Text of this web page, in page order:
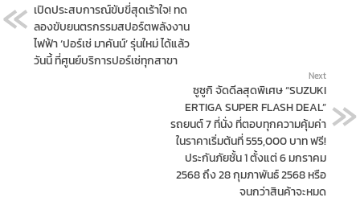
เปิดประสบการณ์ขับขี่สุดเร้าใจ! ทด
ลองขับยนตรกรรมสปอร์ตพลังงาน
ไฟฟ้า ‘ปอร์เช่ มาคันน์’ รุ่นใหม่ ได้แล้ว
วันนี้ ที่ศูนย์บริการปอร์เช่ทุกสาขา
Next
ซูซูกิ จัดดีลสุดพิเศษ “SUZUKI
ERTIGA SUPER FLASH DEAL”
รถยนต์ 7 ที่นั่ง ที่ตอบทุกความคุ้มค่า
ในราคาเริ่มต้นที่ 555,000 บาท ฟรี!
ประกันภัยชั้น 1 ตั้งแต่ 6 มกราคม
2568 ถึง 28 กุมภาพันธ์ 2568 หรือ
จนกว่าสินค้าจะหมด